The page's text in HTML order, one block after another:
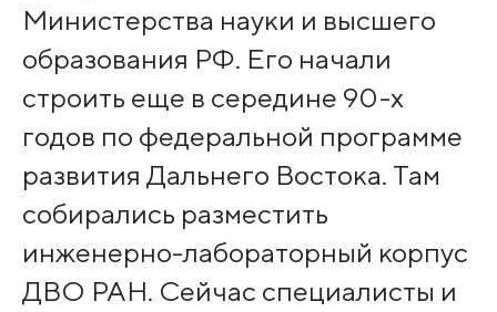
Министерства науки и высшего
образования РФ. Его начали
строить еще в середине 90-х
годов по федеральной программе
развития Дальнего Востока. Там
собирались разместить
инженерно-лабораторный корпус
ДВО РАН. Сейчас специалисты и